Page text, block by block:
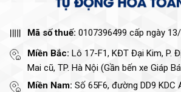
Mã số thuế: 0107396499 cấp ngày
Miền Bắc: Lô 17-F1, KĐT Đại Kim, P.
Mai cũ, TP. Hà Nội (Gần bến xe Giáp
Miền Nam: Số 65F6, đường DD9 KDC